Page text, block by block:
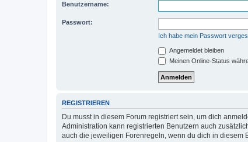
Benutzername:
Passwort:
Ich habe mein Passwort
Angemeldet bleiben
Meinen Online-Status
REGISTRIEREN
Du musst in diesem Forum registriert sein, um dich
Administration kann registrierten Benutzern auch
auch die jeweiligen Forenregeln, wenn du dich in diesem